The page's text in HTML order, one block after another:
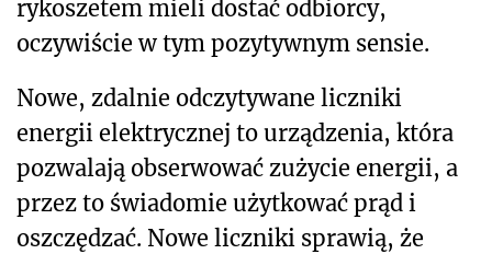
rykoszetem mieli dostać odbiorcy,
oczywiście w tym pozytywnym sensie.
Nowe, zdalnie odczytywane liczniki
energii elektrycznej to urządzenia, która
pozwalają obserwować zużycie energii, a
przez to świadomie użytkować prąd i
oszczędzać. Nowe liczniki sprawią, że